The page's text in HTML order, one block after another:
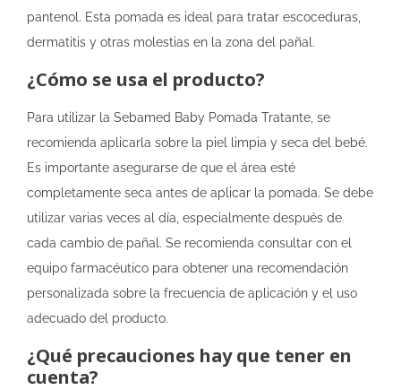
pantenol. Esta pomada es ideal para tratar escoceduras,
dermatitis y otras molestias en la zona del pañal.
¿Cómo se usa el producto?
Para utilizar la Sebamed Baby Pomada Tratante, se
recomienda aplicarla sobre la piel limpia y seca del bebé.
Es importante asegurarse de que el área esté
completamente seca antes de aplicar la pomada. Se debe
utilizar varias veces al día, especialmente después de
cada cambio de pañal. Se recomienda consultar con el
equipo farmacéutico para obtener una recomendación
personalizada sobre la frecuencia de aplicación y el uso
adecuado del producto.
¿Qué precauciones hay que tener en
cuenta?